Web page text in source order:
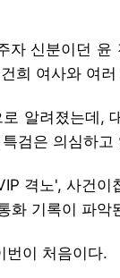
자 신분이던 윤
희 여사와 여
알려졌는데,
검은 의심하고
격노', 사건
화 기록이 파악
번이 처음이다.